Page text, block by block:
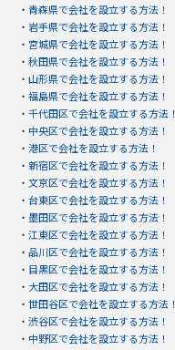
・ 青森県で会社を設立する方法！
・ 岩手県で会社を設立する方法！
・ 宮城県で会社を設立する方法！
・ 秋田県で会社を設立する方法！
・ 山形県で会社を設立する方法！
・ 福島県で会社を設立する方法！
・ 千代田区で会社を設立する方法！
・ 中央区で会社を設立する方法！
・ 港区で会社を設立する方法！
・ 新宿区で会社を設立する方法！
・ 文京区で会社を設立する方法！
・ 台東区で会社を設立する方法！
・ 墨田区で会社を設立する方法！
・ 江東区で会社を設立する方法！
・ 品川区で会社を設立する方法！
・ 目黒区で会社を設立する方法！
・ 大田区で会社を設立する方法！
・ 世田谷区で会社を設立する方法！
・ 渋谷区で会社を設立する方法！
・ 中野区で会社を設立する方法！